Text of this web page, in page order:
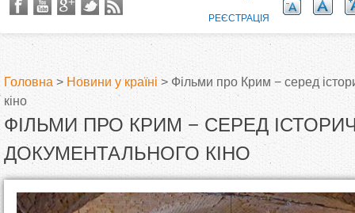
В
и
є
Головна > Новини у країні > Фільми про Крим − серед
кіно
ФІЛЬМИ ПРО КРИМ − СЕРЕД
ДОКУМЕНТАЛЬНОГО КІНО
РЕЄСТРАЦІЯ